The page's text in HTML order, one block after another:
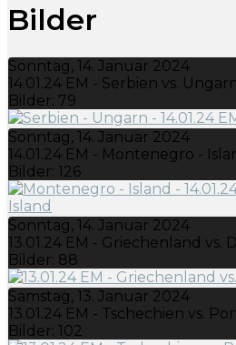
Bilder
Sonntag, 14. Januar 2024
14.01.24 EM - Serbien vs.
Bilder: 79
Sonntag, 14. Januar 2024
14.01.24 EM - Montenegro -
Bilder: 126
Sonntag, 14. Januar 2024
13.01.24 EM - Griechenland vs.
Bilder: 88
Samstag, 13. Januar 2024
13.01.24 EM - Tschechien vs.
Bilder: 102